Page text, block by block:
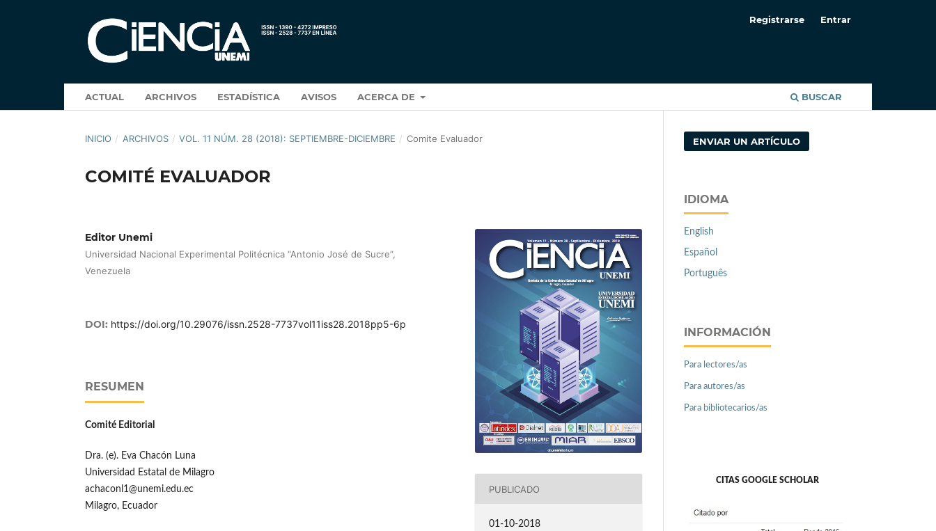
ACTUAL ARCHIVOS ESTADÍSTICA AVISOS ACERCA DE BUSCAR
Registrarse Entrar
INICIO / ARCHIVOS / VOL. 11 NÚM. 28 (2018): SEPTIEMBRE-DICIEMBRE / Comite Evaluador
COMITÉ EVALUADOR
Editor Unemi
Universidad Nacional Experimental Politécnica “Antonio José de Sucre”,
Venezuela
DOI: https://doi.org/10.29076/issn.2528-7737vol11iss28.2018pp5-6p
RESUMEN
Comité Editorial
Dra. (e). Eva Chacón Luna
Universidad Estatal de Milagro
achaconl1@unemi.edu.ec
Milagro, Ecuador
PUBLICADO
01-10-2018
ENVIAR UN ARTÍCULO
IDIOMA
English
Español
Português
INFORMACIÓN
Para lectores/as
Para autores/as
Para bibliotecarios/as
CITAS GOOGLE SCHOLAR